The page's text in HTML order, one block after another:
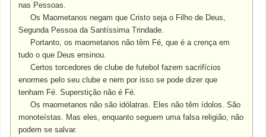
nas Pessoas.
Os Maometanos negam que Cristo seja o Filho de Deus,
Segunda Pessoa da Santíssima Trindade.
Portanto, os maometanos não têm Fé, que é a crença em
tudo o que Deus ensinou.
Certos torcedores de clube de futebol fazem sacrifícios
enormes pelo seu clube e nem por isso se pode dizer que
tenham Fé. Superstição não é Fé.
Os maometanos não são idólatras. Eles não têm ídolos. São
monoteístas. Mas eles, enquanto seguem uma falsa religião, não
podem se salvar.